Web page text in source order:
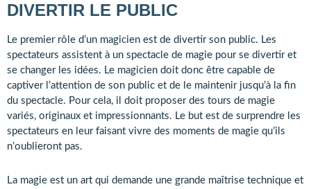
DIVERTIR LE PUBLIC
Le premier rôle d’un magicien est de divertir son public. Les
spectateurs assistent à un spectacle de magie pour se divertir et
se changer les idées. Le magicien doit donc être capable de
captiver l’attention de son public et de le maintenir jusqu’à la fin
du spectacle. Pour cela, il doit proposer des tours de magie
variés, originaux et impressionnants. Le but est de surprendre les
spectateurs en leur faisant vivre des moments de magie qu’ils
n’oublieront pas.
La magie est un art qui demande une grande maîtrise technique et